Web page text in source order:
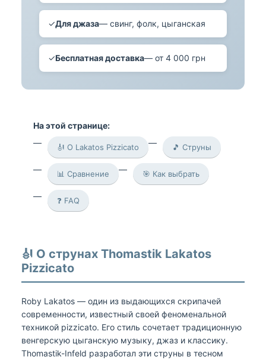
✓Для джаза— свинг, фолк, цыганская
✓Бесплатная доставка— от 4 000 грн
На этой странице:
🎻 О Lakatos Pizzicato 🎵 Струны
📊 Сравнение 🎯 Как выбрать
❓ FAQ
🎻 О струнах Thomastik Lakatos
Pizzicato
Roby Lakatos — один из выдающихся скрипачей
современности, известный своей феноменальной
техникой pizzicato. Его стиль сочетает традиционную
венгерскую цыганскую музыку, джаз и классику.
Thomastik-Infeld разработал эти струны в тесном